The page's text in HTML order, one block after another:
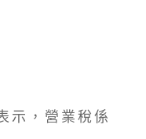
，營業稅係